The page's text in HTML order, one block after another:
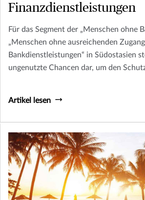
Finanzdienstleistungen
Für das Segment der „Menschen ohne
„Menschen ohne ausreichenden
Bankdienstleistungen“ in Südostasien
ungenutzte Chancen dar, um den
Artikel lesen